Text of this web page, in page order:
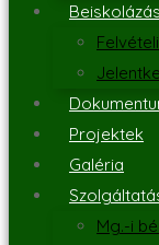
Beiskolázás
Projektek
Galéria
Mg.-i